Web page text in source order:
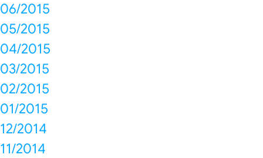
06/2015
05/2015
04/2015
03/2015
02/2015
01/2015
12/2014
11/2014